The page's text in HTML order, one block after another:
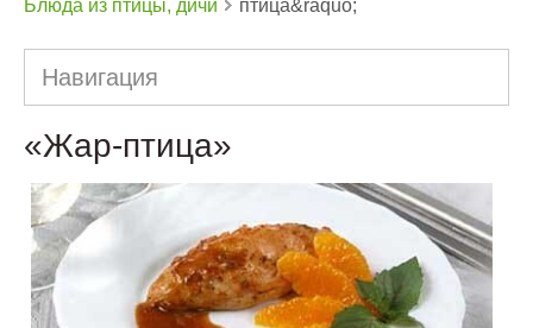
Блюда из птицы, дичи
птица&raquo;
Навигация
«Жар-птица»